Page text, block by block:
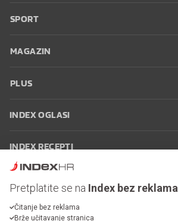
SPORT
MAGAZIN
PLUS
INDEX OGLASI
INDEX RECEPTI
Oglašavanje Zaposli se na Indexu
Pretplatite se na Index bez reklama
Čitanje bez reklama
Brže učitavanje stranica